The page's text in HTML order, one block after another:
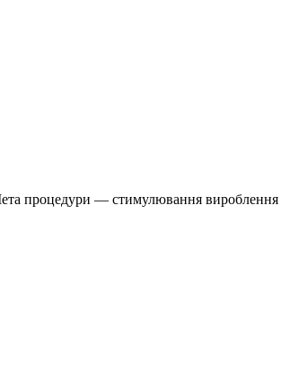
Мета процедури — стимулювання вироблення